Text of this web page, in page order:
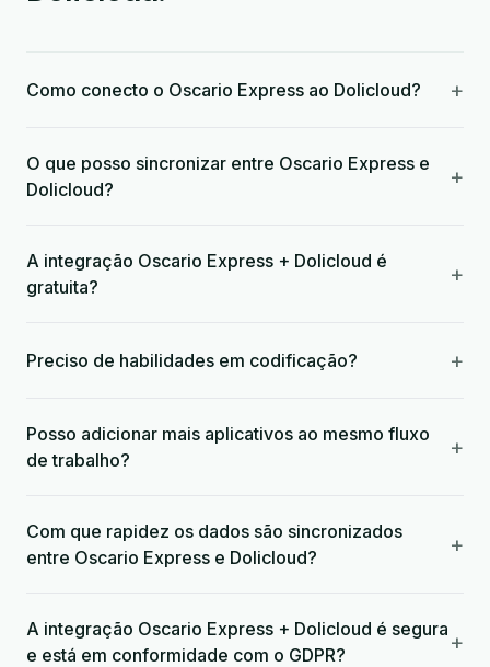
Como conecto o Oscario Express ao Dolicloud? +
O que posso sincronizar entre Oscario Express e
Dolicloud?
+
A integração Oscario Express + Dolicloud é
gratuita?
+
Preciso de habilidades em codificação? +
Posso adicionar mais aplicativos ao mesmo fluxo
de trabalho?
+
Com que rapidez os dados são sincronizados
entre Oscario Express e Dolicloud?
+
A integração Oscario Express + Dolicloud é segura
e está em conformidade com o GDPR?
+